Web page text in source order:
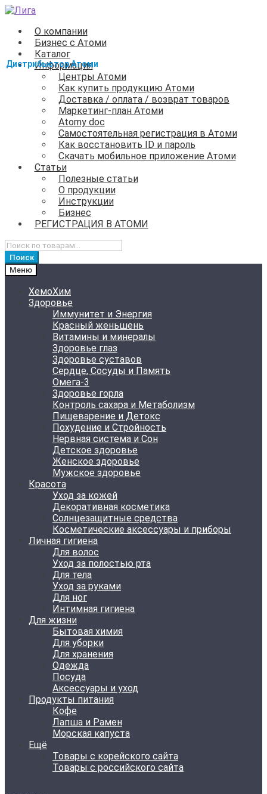
Перейти
навигации
Перейти
содержимому
О компании
Бизнес с Атоми
Каталог
Информация
Центры Атоми
Как купить продукцию Атоми
Доставка / оплата / возврат товаров
Маркетинг-план Атоми
Atomy doc
Самостоятельная регистрация в Атоми
Как восстановить ID и пароль
Скачать мобильное приложение Атоми
Статьи
Полезные статьи
О продукции
Инструкции
Бизнес
РЕГИСТРАЦИЯ В АТОМИ
Искать:
Поиск
Меню
ХемоХим
Здоровье
Иммунитет и Энергия
Красный женьшень
Витамины и минералы
Здоровье глаз
Здоровье суставов
Сердце, Сосуды и Память
Омега-3
Здоровье горла
Контроль сахара и Метаболизм
Пищеварение и Детокс
Похудение и Стройность
Нервная система и Сон
Детское здоровье
Женское здоровье
Мужское здоровье
Красота
Уход за кожей
Декоративная косметика
Солнцезащитные средства
Косметические аксессуары и приборы
Личная гигиена
Для волос
Уход за полостью рта
Для тела
Уход за руками
Для ног
Интимная гигиена
Для жизни
Бытовая химия
Для уборки
Для хранения
Одежда
Посуда
Аксессуары и уход
Продукты питания
Кофе
Лапша и Рамен
Морская капуста
Ещё
Товары с корейского сайта
Товары с российского сайта